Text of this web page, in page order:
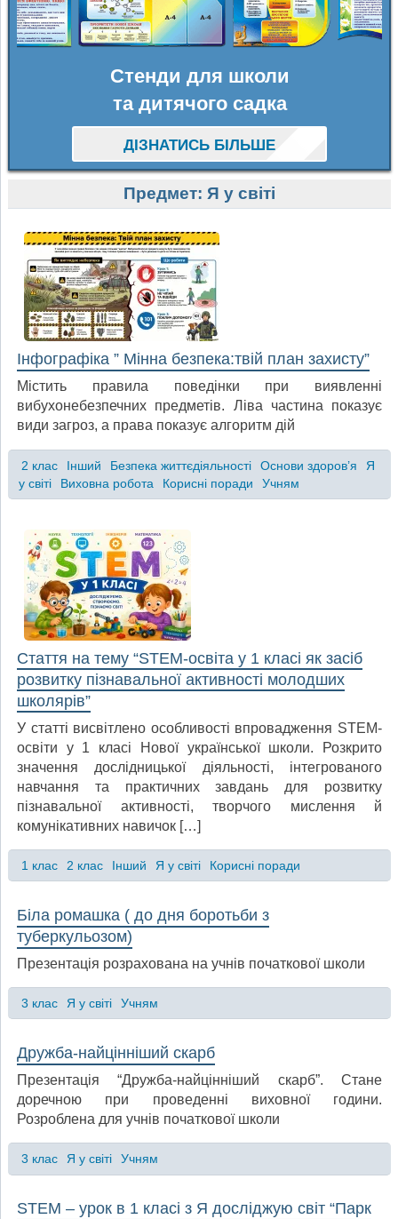
Стенди для школи
та дитячого садка
ДІЗНАТИСЬ БІЛЬШЕ
Предмет: Я у світі
Інфографіка ” Мінна безпека:твій план захисту”
Містить правила поведінки при виявленні
вибухонебезпечних предметів. Ліва частина показує
види загроз, а права показує алгоритм дій
2 клас Інший Безпека життєдіяльності Основи здоров’я
Я
у світі
Виховна робота Корисні поради Учням
Стаття на тему “STEM-освіта у 1 класі як засіб
розвитку пізнавальної активності молодших
школярів”
У статті висвітлено особливості впровадження STEM-
освіти у 1 класі Нової української школи. Розкрито
значення дослідницької діяльності, інтегрованого
навчання та практичних завдань для розвитку
пізнавальної активності, творчого мислення й
комунікативних навичок […]
1 клас 2 клас Інший Я у світі Корисні поради
Біла ромашка ( до дня боротьби з
туберкульозом)
Презентація розрахована на учнів початкової школи
3 клас Я у світі Учням
Дружба-найцінніший скарб
Презентація “Дружба-найцінніший скарб”. Стане
доречною при проведенні виховної години.
Розроблена для учнів початкової школи
3 клас Я у світі Учням
STEM – урок в 1 класі з Я досліджую світ “Парк